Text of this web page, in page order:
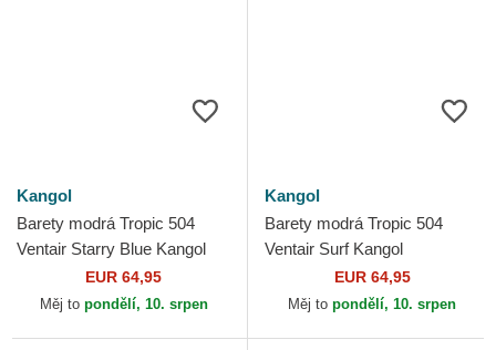
Kangol
Barety modrá Tropic 504
Ventair Starry Blue Kangol
EUR 64,95
Měj to pondělí, 10. srpen
Kangol
Barety modrá Tropic 504
Ventair Surf Kangol
EUR 64,95
Měj to pondělí, 10. srpen